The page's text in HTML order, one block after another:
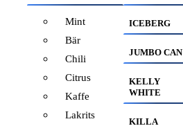
Mint
Bär
Chili
Citrus
Kaffe
Lakrits
ICEBERG
JUMBO CAN
KELLY
WHITE
KILLA